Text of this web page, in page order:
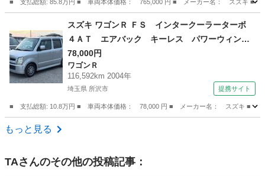
■ 支払総額: 85.8万円 ■ 車両本体価格： 765,000 円 ■ メーカー名： スズキ ■
その他
スズキ ワゴンＲ ＦＳ インタークーラーターボ
４ＡＴ エアバック キーレス パワーウィンド
ウ ＥＴＣ 社外アルミ オートエアコン 記録
簿 （検10.8）
78,000円
ワゴンＲ
116,592km 2004年
埼玉県 所沢市 提携サイト
■ 支払総額: 10.8万円 ■ 車両本体価格： 78,000 円 ■ メーカー名： スズキ ■
埼玉 所沢市
もっと見る
TAさんのその他の投稿記事：